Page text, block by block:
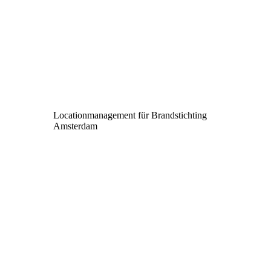
Locationmanagement für Brandstichting
Amsterdam